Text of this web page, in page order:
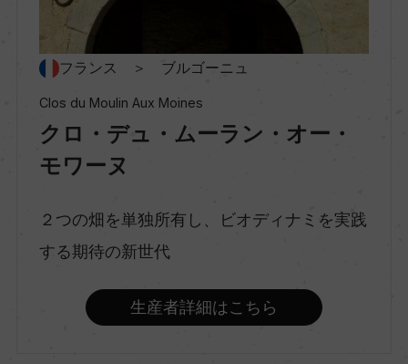
スティルワイン
ピノ・ノワール 100%
フランス ＞ ブルゴーニュ
Clos du Moulin Aux Moines
クロ・デュ・ムーラン・オー・
モワーヌ
２つの畑を単独所有し、ビオディナミを実践
する期待の新世代
生産者詳細はこちら